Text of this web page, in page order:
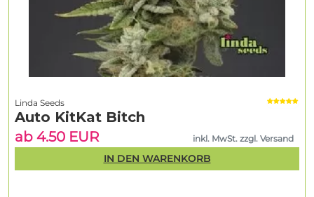
Linda Seeds
Auto KitKat Bitch
ab 4.50 EUR
inkl. MwSt. zzgl. Versand
IN DEN WARENKORB